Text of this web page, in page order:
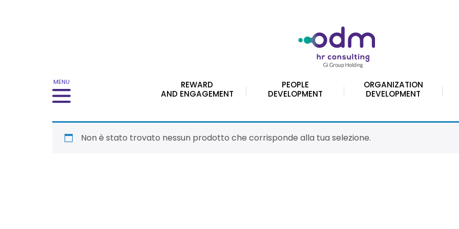
Menu principale
MENU
REWARD
AND ENGAGEMENT
PEOPLE
DEVELOPMENT
ORGANIZATION
DEVELOPMENT
Non è stato trovato nessun prodotto che corrisponde alla tua selezione.